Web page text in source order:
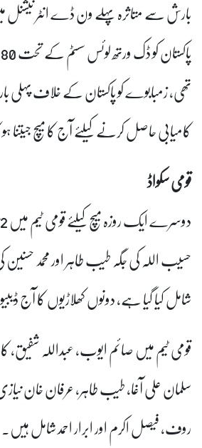
بارش سے متاثرہ پہلے ون ڈے انٹر
تھی، زمبابوے کو پاکستان کے خلاف پہلی
کامیابی حاصل کرنے کیلئے آج کا میچ جیتنا
قومی سکواڈ
حسیب اللہ کی جگہ طیب طاہر اور محمد حسنین
شامل کیا گیا ہے، دونوں کھلاڑیوں کا آج
قومی ٹیم میں صائم ایوب، عبداللہ شفیق،
سلمان علی آغا، طیب طاہر، عرفان خان
روف، فیصل اکرم اور ابرار احمد شامل ہیں۔